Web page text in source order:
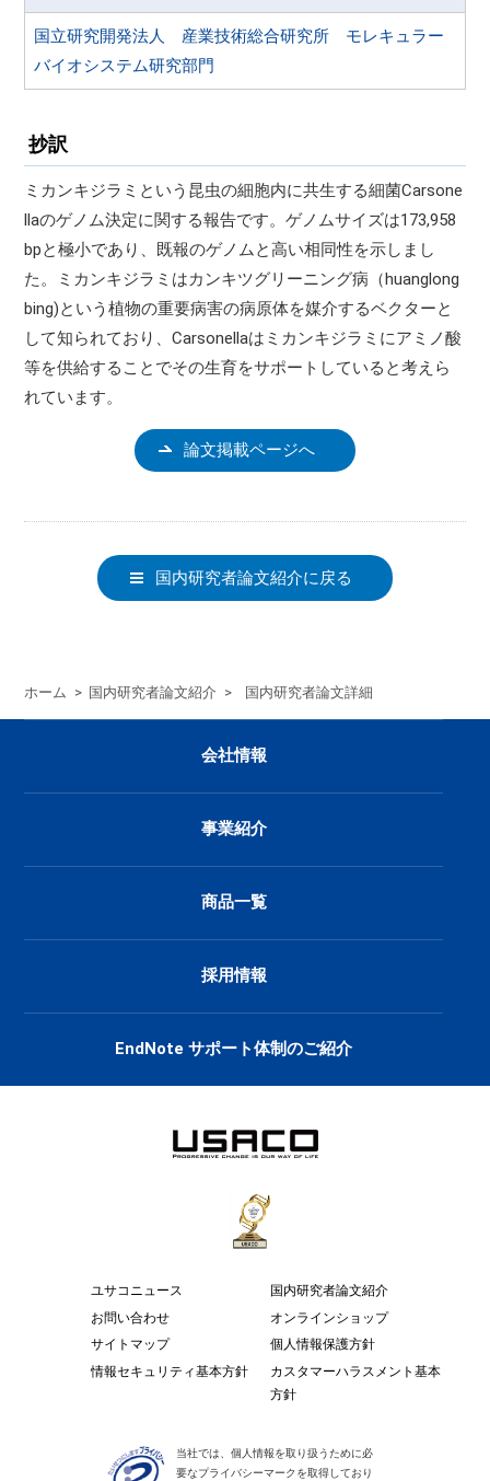
国立研究開発法人 産業技術総合研究所 モレキュラー
バイオシステム研究部門
抄訳
ミカンキジラミという昆虫の細胞内に共生する細菌Carsone
llaのゲノム決定に関する報告です。ゲノムサイズは173,958
bpと極小であり、既報のゲノムと高い相同性を示しまし
た。ミカンキジラミはカンキツグリーニング病（huanglong
bing)という植物の重要病害の病原体を媒介するベクターと
して知られており、Carsonellaはミカンキジラミにアミノ酸
等を供給することでその生育をサポートしていると考えら
れています。
論文掲載ページへ
国内研究者論文紹介に戻る
ホーム > 国内研究者論文紹介 > 国内研究者論文詳細
会社情報
事業紹介
商品一覧
採用情報
EndNote サポート体制のご紹介
ユサコニュース
国内研究者論文紹介
お問い合わせ
オンラインショップ
サイトマップ
個人情報保護方針
情報セキュリティ基本方針
カスタマーハラスメント基本
方針
当社では、個人情報を取り扱うために必
要なプライバシーマークを取得しており